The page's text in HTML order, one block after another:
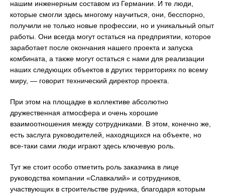
нашим инженерным составом из Германии. И те люди,
которые смогли здесь многому научиться, они, бесспорно,
получили не только новые профессии, но и уникальный опыт
работы. Они всегда могут остаться на предприятии, которое
заработает после окончания нашего проекта и запуска
комбината, а также могут остаться с нами для реализации
наших следующих объектов в других территориях по всему
миру, — говорит технический директор проекта.
При этом на площадке в коллективе абсолютно
дружественная атмосфера и очень хорошие
взаимоотношения между сотрудниками. В этом, конечно же,
есть заслуга руководителей, находящихся на объекте, но
все-таки сами люди играют здесь ключевую роль.
Тут же стоит особо отметить роль заказчика в лице
руководства компании «Славкалий» и сотрудников,
участвующих в строительстве рудника, благодаря которым